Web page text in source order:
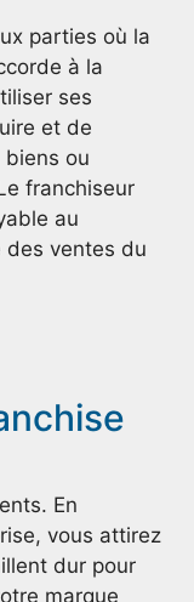
parties où la
à la
ses
et de
biens ou
franchiseur
au
des ventes du
En
vous attirez
dur pour
marque